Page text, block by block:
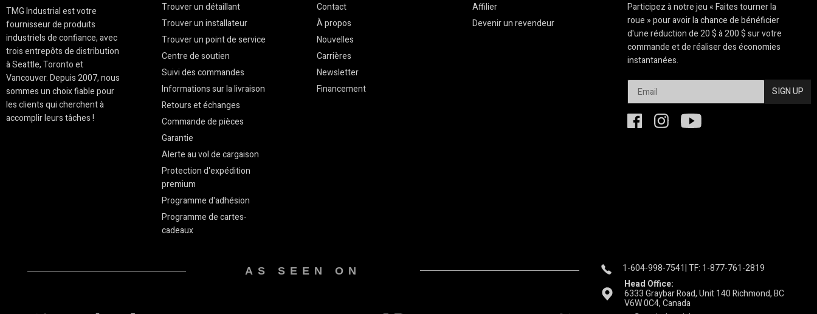
TMG Industrial est votre
fournisseur de produits
industriels de confiance, avec
trois entrepôts de distribution
à Seattle, Toronto et
Vancouver. Depuis 2007, nous
sommes un choix fiable pour
les clients qui cherchent à
accomplir leurs tâches !
Trouver un détaillant
Trouver un installateur
Trouver un point de service
Centre de soutien
Suivi des commandes
Informations sur la livraison
Retours et échanges
Commande de pièces
Garantie
Alerte au vol de cargaison
Protection d'expédition
premium
Programme d'adhésion
Programme de cartes-
cadeaux
Contact
À propos
Nouvelles
Carrières
Newsletter
Financement
Affilier
Devenir un revendeur
Participez à notre jeu « Faites tourner la
roue » pour avoir la chance de bénéficier
d'une réduction de 20 $ à 200 $ sur votre
commande et de réaliser des économies
instantanées.
SIGN UP
AS SEEN ON 1-604-998-7541| TF: 1-877-761-2819
Head Office:
6333 Graybar Road, Unit 140 Richmond, BC
V6W 0C4, Canada